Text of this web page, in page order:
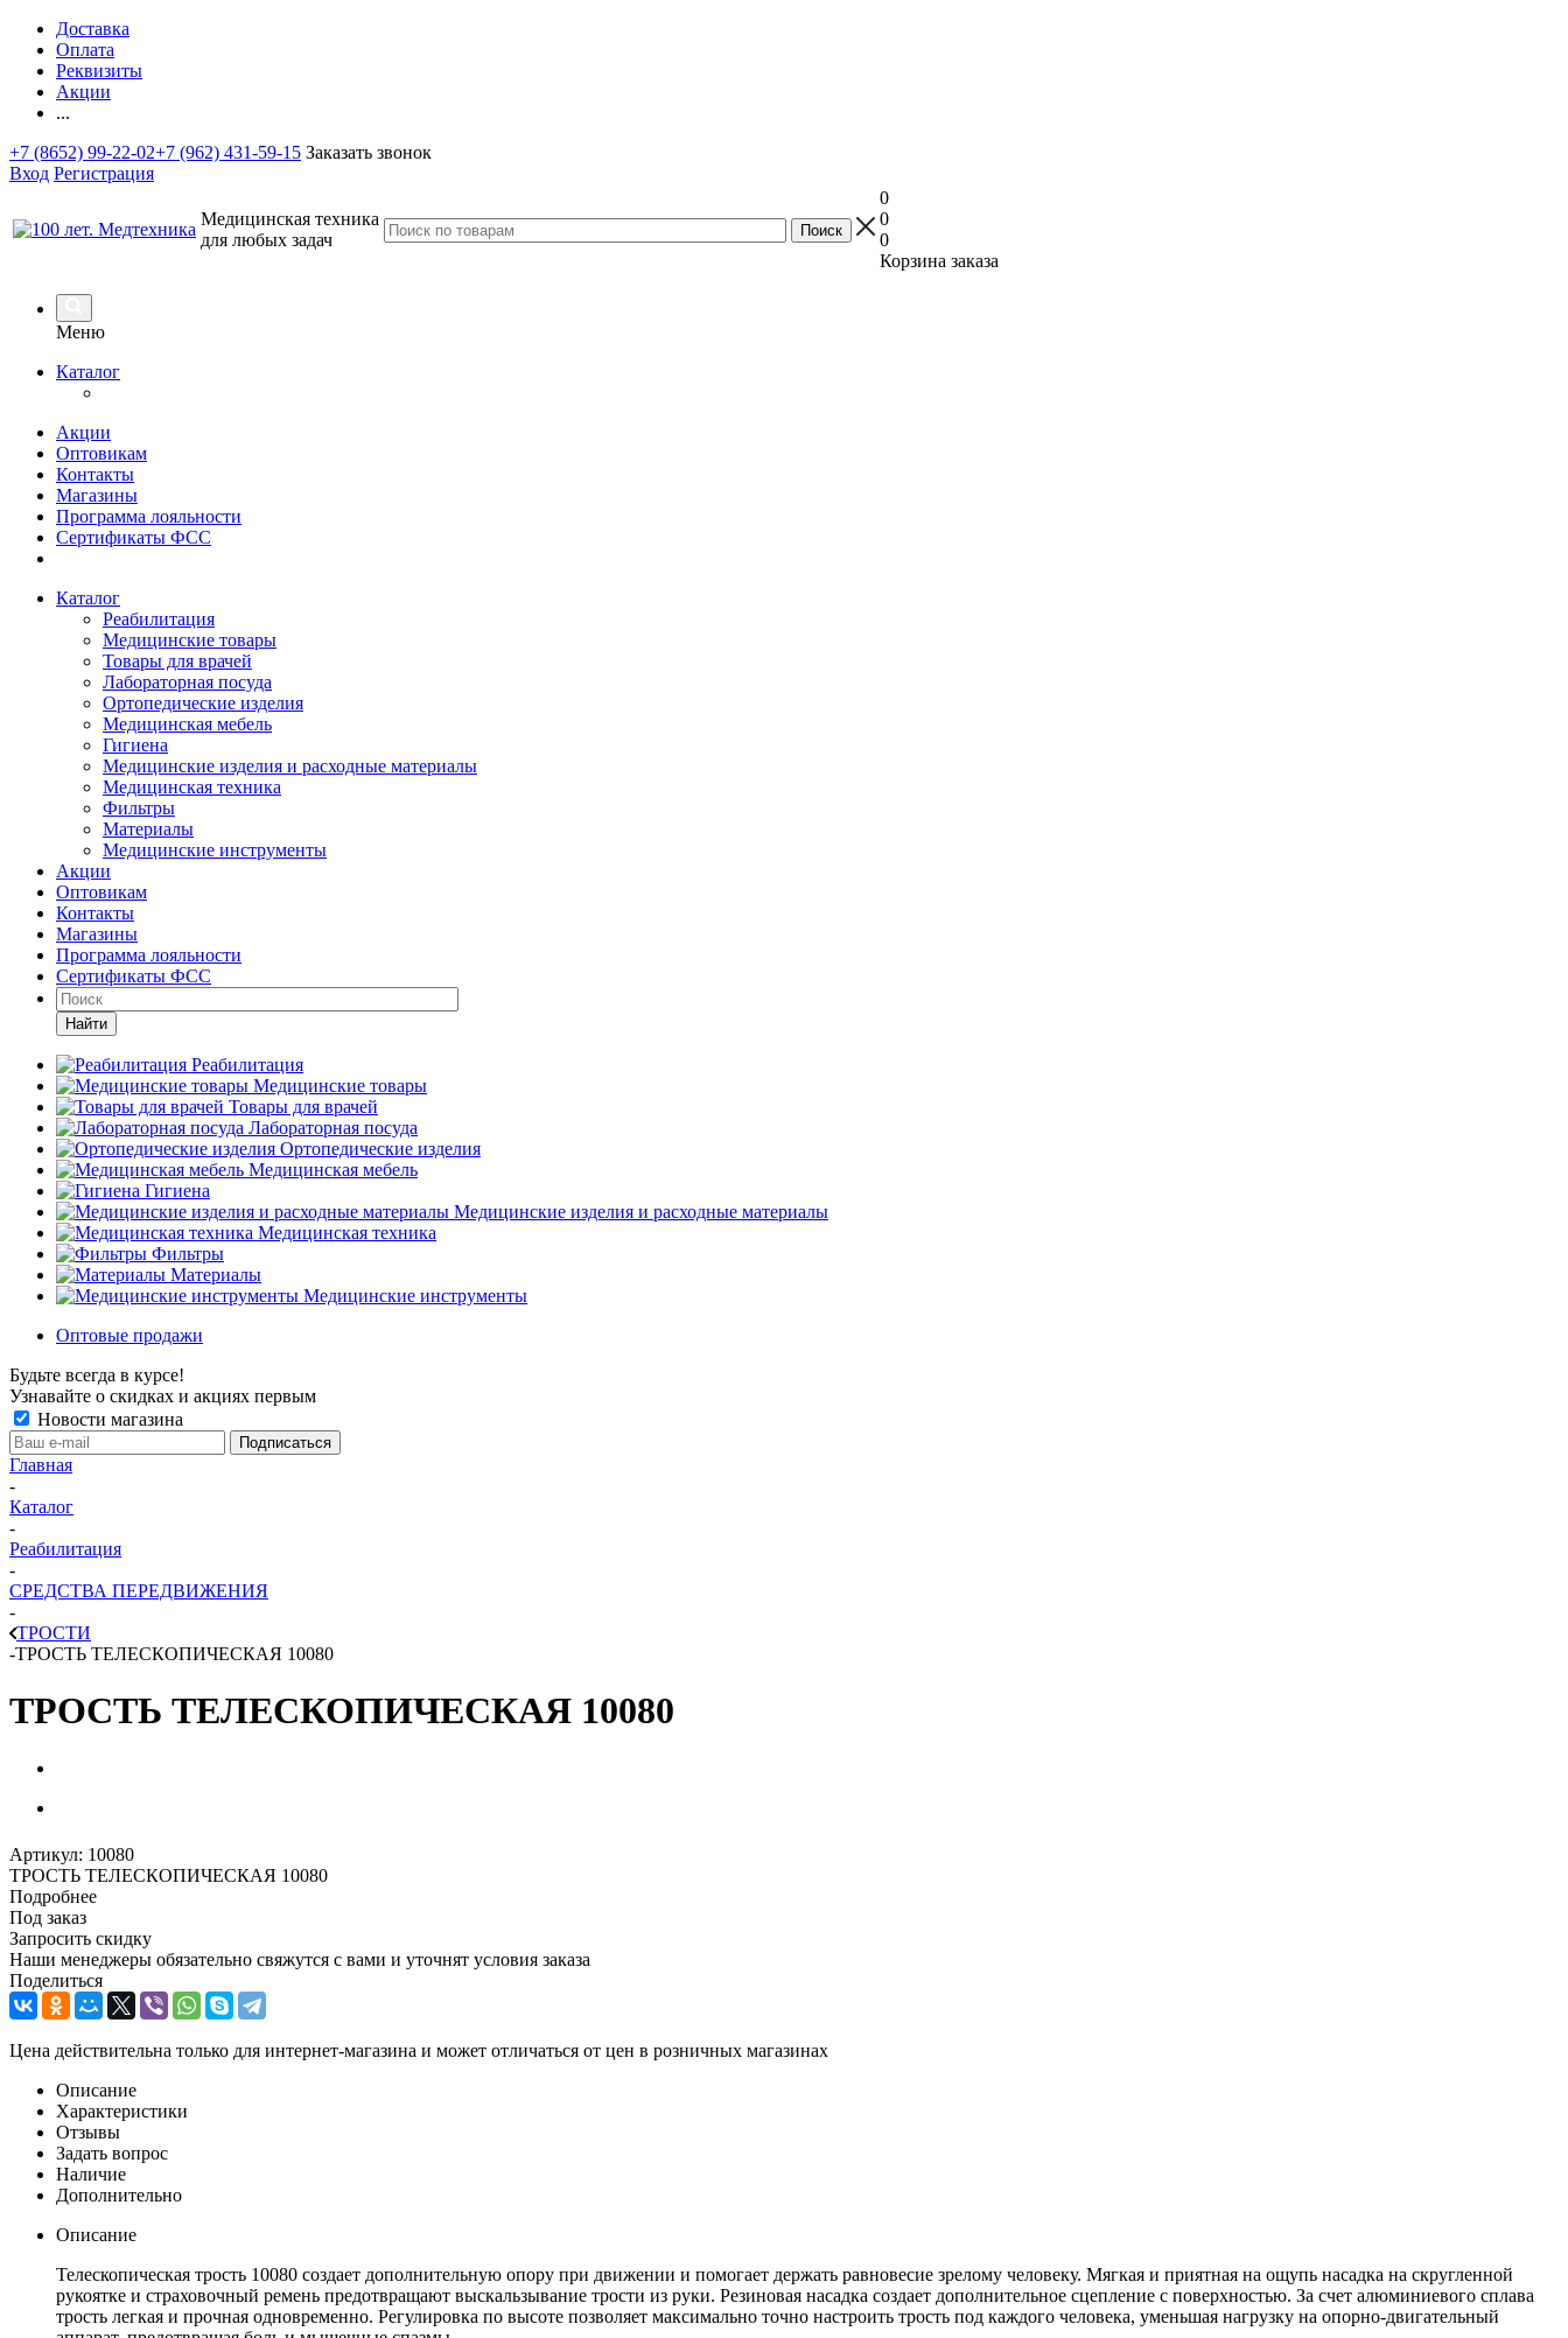
Доставка
Оплата
Реквизиты
Акции
...
+7 (8652) 99-22-02+7 (962) 431-59-15 Заказать звонок
Вход Регистрация
Медицинская техника
для любых задач
0
0
0
Корзина заказа
Меню
Каталог
Акции
Оптовикам
Контакты
Магазины
Программа лояльности
Сертификаты ФСС
Каталог
Реабилитация
Медицинские товары
Товары для врачей
Лабораторная посуда
Ортопедические изделия
Медицинская мебель
Гигиена
Медицинские изделия и расходные материалы
Медицинская техника
Фильтры
Материалы
Медицинские инструменты
Акции
Оптовикам
Контакты
Магазины
Программа лояльности
Сертификаты ФСС
Найти
Реабилитация
Медицинские товары
Товары для врачей
Лабораторная посуда
Ортопедические изделия
Медицинская мебель
Гигиена
Медицинские изделия и расходные материалы
Медицинская техника
Фильтры
Материалы
Медицинские инструменты
Оптовые продажи
Будьте всегда в курсе!
Узнавайте о скидках и акциях первым
Новости магазина
Главная
-
Каталог
-
Реабилитация
-
СРЕДСТВА ПЕРЕДВИЖЕНИЯ
-
ТРОСТИ
-ТРОСТЬ ТЕЛЕСКОПИЧЕСКАЯ 10080
ТРОСТЬ ТЕЛЕСКОПИЧЕСКАЯ 10080
Артикул: 10080
ТРОСТЬ ТЕЛЕСКОПИЧЕСКАЯ 10080
Подробнее
Под заказ
Запросить скидку
Наши менеджеры обязательно свяжутся с вами и уточнят условия заказа
Поделиться
Цена действительна только для интернет-магазина и может отличаться от цен в розничных магазинах
Описание
Характеристики
Отзывы
Задать вопрос
Наличие
Дополнительно
Описание
Телескопическая трость 10080 создает дополнительную опору при движении и помогает держать равновесие зрелому человеку. Мягкая и приятная на ощупь насадка на скругленной
рукоятке и страховочный ремень предотвращают выскальзывание трости из руки. Резиновая насадка создает дополнительное сцепление с поверхностью. За счет алюминиевого сплава
трость легкая и прочная одновременно. Регулировка по высоте позволяет максимально точно настроить трость под каждого человека, уменьшая нагрузку на опорно-двигательный